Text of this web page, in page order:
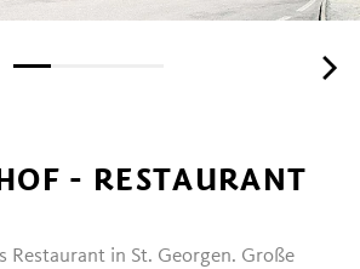
- RESTAURANT
Restaurant in St. Georgen. Große